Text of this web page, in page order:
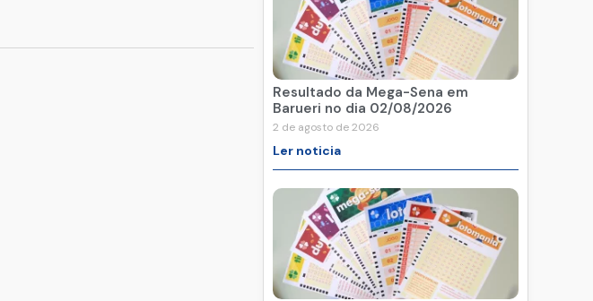
Resultado da Mega-Sena em
Barueri no dia 02/08/2026
2 de agosto de 2026
Ler noticia